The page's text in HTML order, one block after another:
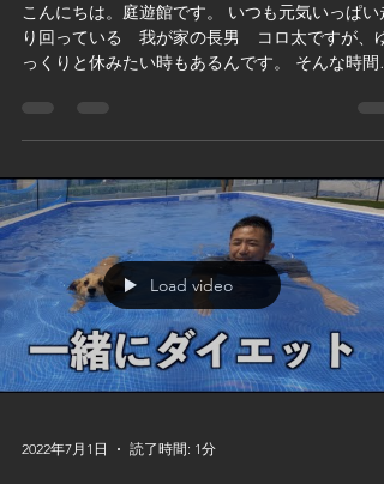
こんにちは。庭遊館です。 いつも元気いっぱい走
り回っている 我が家の長男 コロ太ですが、ゆ
っくりと休みたい時もあるんです。 そんな時間が
す！
Load video
2022年7月1日 読了時間: 1分